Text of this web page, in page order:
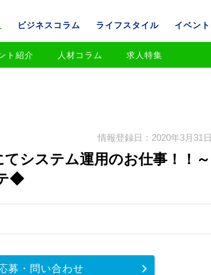
ビジネスコラム ライフスタイル イベント
ト紹介 人材コラム 求人特集
情報登録日：2020年3月31日
てシステム運用のお仕事！！～
◆
募・問い合わせ